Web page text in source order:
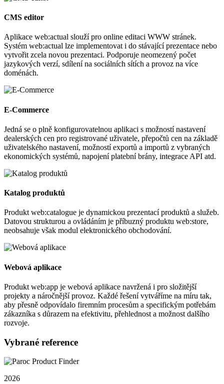
CMS editor
Aplikace web:actual slouží pro online editaci WWW stránek.
Systém web:actual lze implementovat i do stávající prezentace nebo
vytvořit zcela novou prezentaci. Podporuje neomezený počet
jazykových verzí, sdílení na sociálních sítích a provoz na více
doménách.
E-Commerce
Jedná se o plně konfigurovatelnou aplikaci s možností nastavení
dealerských cen pro registrované uživatele, přepočtů cen na základě
uživatelského nastavení, možností exportů a importů z vybraných
ekonomických systémů, napojení platební brány, integrace API atd.
Katalog produktů
Produkt web:catalogue je dynamickou prezentací produktů a služeb.
Datovou strukturou a ovládáním je příbuzný produktu web:store,
neobsahuje však modul elektronického obchodování.
Webová aplikace
Produkt web:app je webová aplikace navržená i pro složitější
projekty a náročnější provoz. Každé řešení vytváříme na míru tak,
aby přesně odpovídalo firemním procesům a specifickým potřebám
zákazníka s důrazem na efektivitu, přehlednost a možnost dalšího
rozvoje.
Vybrané reference
2026